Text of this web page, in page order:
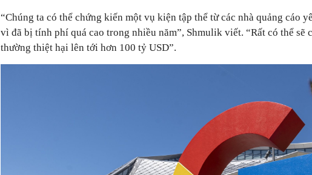
“Chúng ta có thể chứng kiến một vụ kiện tập thể từ các nhà quảng cáo
vì đã bị tính phí quá cao trong nhiều năm”, Shmulik viết. “Rất có thể sẽ
thường thiệt hại lên tới hơn 100 tỷ USD”.